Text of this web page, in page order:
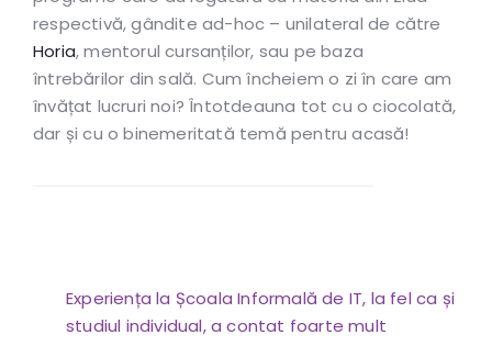
respectivă, gândite ad-hoc – unilateral de către
Horia, mentorul cursanților, sau pe baza
întrebărilor din sală. Cum încheiem o zi în care am
învățat lucruri noi? Întotdeauna tot cu o ciocolată,
dar și cu o binemeritată temă pentru acasă!
Experiența la Școala Informală de IT, la fel ca și
studiul individual, a contat foarte mult